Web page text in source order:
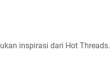
inspirasi dari Hot Threads.